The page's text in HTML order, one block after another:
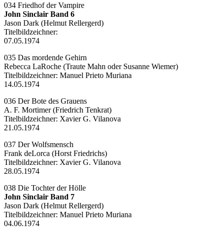
034 Friedhof der Vampire
John Sinclair Band 6
Jason Dark (Helmut Rellergerd)
Titelbildzeichner:
07.05.1974
035 Das mordende Gehirn
Rebecca LaRoche (Traute Mahn oder Susanne Wiemer)
Titelbildzeichner: Manuel Prieto Muriana
14.05.1974
036 Der Bote des Grauens
A. F. Mortimer (Friedrich Tenkrat)
Titelbildzeichner: Xavier G. Vilanova
21.05.1974
037 Der Wolfsmensch
Frank deLorca (Horst Friedrichs)
Titelbildzeichner: Xavier G. Vilanova
28.05.1974
038 Die Tochter der Hölle
John Sinclair Band 7
Jason Dark (Helmut Rellergerd)
Titelbildzeichner: Manuel Prieto Muriana
04.06.1974